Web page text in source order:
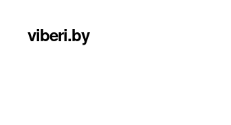
viberi.by